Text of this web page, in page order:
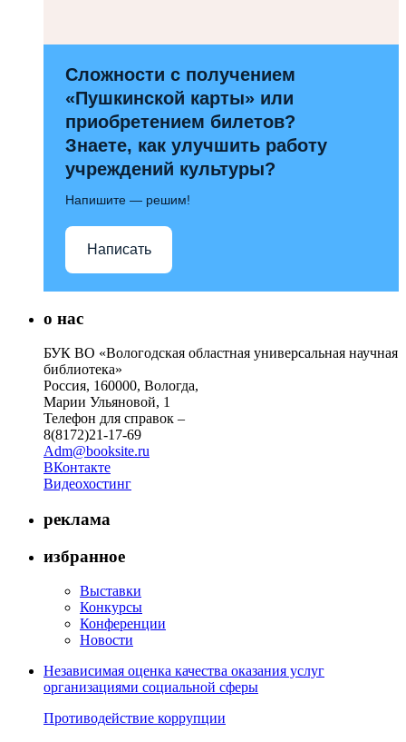
Сложности с получением
«Пушкинской карты» или
приобретением билетов?
Знаете, как улучшить работу
учреждений культуры?
Напишите — решим!
Написать
о нас
БУК ВО «Вологодская областная универсальная научная
библиотека»
Россия, 160000, Вологда,
Марии Ульяновой, 1
Телефон для справок –
8(8172)21-17-69
Adm@booksite.ru
ВКонтакте
Видеохостинг
реклама
избранное
Выставки
Конкурсы
Конференции
Новости
Независимая оценка качества оказания услуг
организациями социальной сферы
Противодействие коррупции